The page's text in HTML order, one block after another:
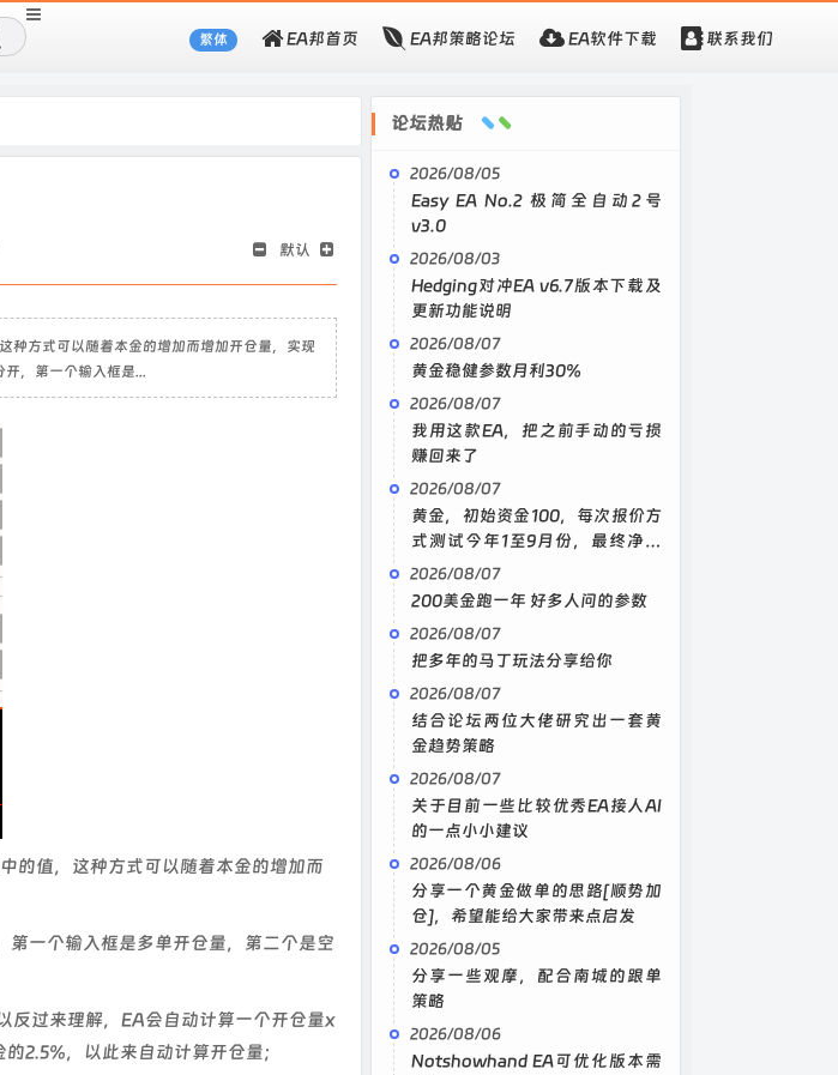
繁体 EA邦首页 EA邦策略论坛 EA软件下载 联系我们
默认
方式可以随着本金的增加而增加开仓量，实现
，第一个输入框是...
的值，这种方式可以随着本金的增加而
一个输入框是多单开仓量，第二个是空
反过来理解，EA会自动计算一个开仓量x
2.5%，以此来自动计算开仓量；
论坛热贴
2026/08/05
Easy EA No.2 极简全自动2号
v3.0
2026/08/03
Hedging对冲EA v6.7版本下载及
更新功能说明
2026/08/07
黄金稳健参数月利30%
2026/08/07
我用这款EA，把之前手动的亏损
赚回来了
2026/08/07
黄金，初始资金100，每次报价方
式测试今年1至9月份，最终净值
3100，附设置。
2026/08/07
200美金跑一年 好多人问的参数
2026/08/07
把多年的马丁玩法分享给你
2026/08/07
结合论坛两位大佬研究出一套黄
金趋势策略
2026/08/07
关于目前一些比较优秀EA接人AI
的一点小小建议
2026/08/06
分享一个黄金做单的思路[顺势加
仓]，希望能给大家带来点启发
2026/08/05
分享一些观摩，配合南城的跟单
策略
2026/08/06
Notshowhand EA可优化版本需